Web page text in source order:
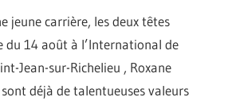
jeune carrière, les deux têtes
du 14 août à l’International de
Jean-sur-Richelieu , Roxane
déjà de talentueuses valeurs